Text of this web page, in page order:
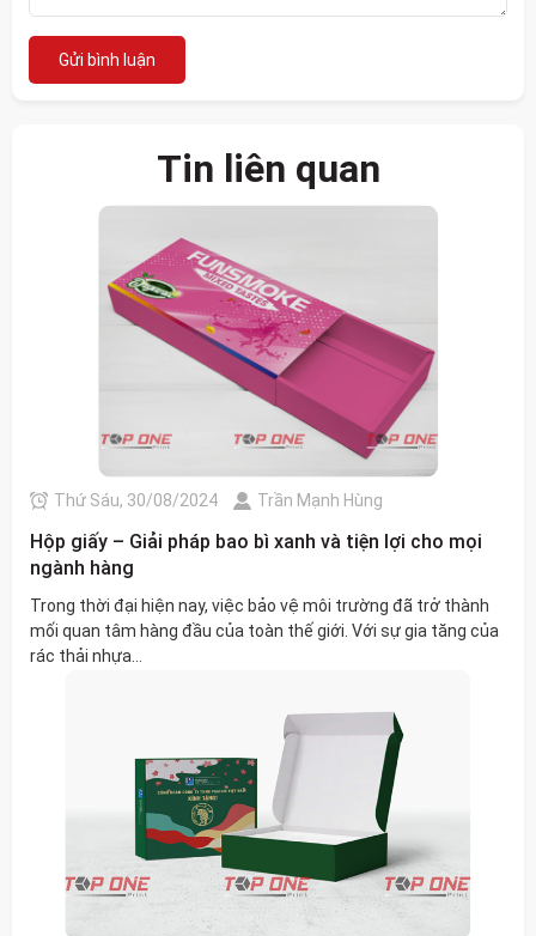
Gửi bình luận
Tin liên quan
Thứ Sáu, 30/08/2024 Trần Mạnh Hùng
Hộp giấy – Giải pháp bao bì xanh và tiện lợi cho mọi
ngành hàng
Trong thời đại hiện nay, việc bảo vệ môi trường đã trở thành
mối quan tâm hàng đầu của toàn thế giới. Với sự gia tăng của
rác thải nhựa...